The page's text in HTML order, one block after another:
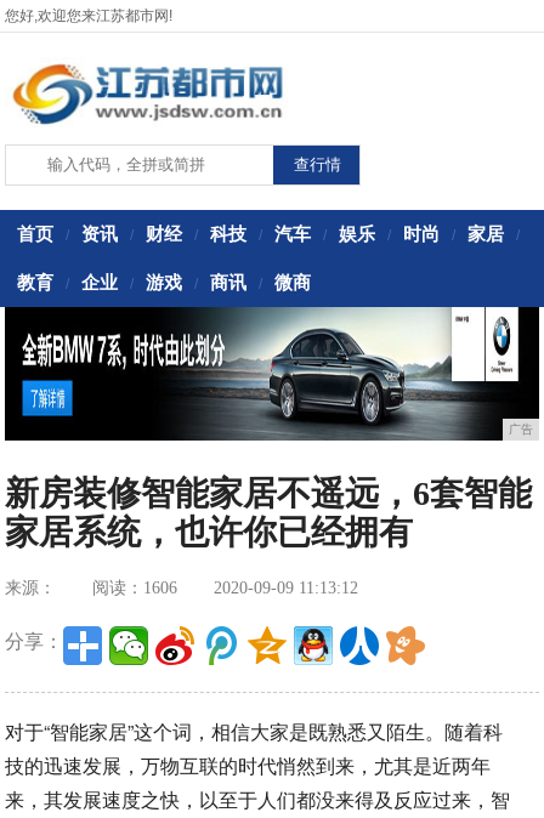
您好,欢迎您来江苏都市网!
首页 / 资讯 / 财经 / 科技 / 汽车 / 娱乐 / 时尚 / 家居 /
教育 / 企业 / 游戏 / 商讯 / 微商
广告
新房装修智能家居不遥远，6套智能
家居系统，也许你已经拥有
来源： 阅读：1606 2020-09-09 11:13:12
分享：
对于“智能家居”这个词，相信大家是既熟悉又陌生。随着科
技的迅速发展，万物互联的时代悄然到来，尤其是近两年
来，其发展速度之快，以至于人们都没来得及反应过来，智